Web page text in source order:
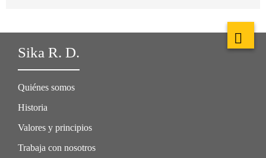
Sika R. D.
Quiénes somos
Historia
Valores y principios
Trabaja con nosotros